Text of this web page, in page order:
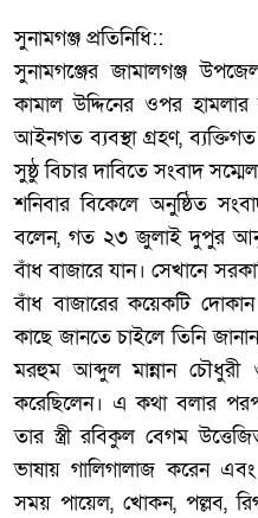
‎সুনামগঞ্জ প্রতিনিধি::
‎সুনামগঞ্জের জামালগঞ্জ
কামাল উদ্দিনের ওপর
আইনগত ব্যবস্থা গ্রহণ,
সুষ্ঠু বিচার দাবিতে সংবাদ
‎শনিবার বিকেলে অনুষ্ঠিত
বলেন, গত ২৩ জুলাই দুপুর
বাঁধ বাজারে যান। সেখানে
বাঁধ বাজারের কয়েকটি দোকান
কাছে জানতে চাইলে তিনি
মরহুম আব্দুল মান্নান চৌধুরী
করেছিলেন। এ কথা বলার
তার স্ত্রী রবিকুল বেগম
ভাষায় গালিগালাজ করেন
সময় পায়েল, খোকন, পল্লব,